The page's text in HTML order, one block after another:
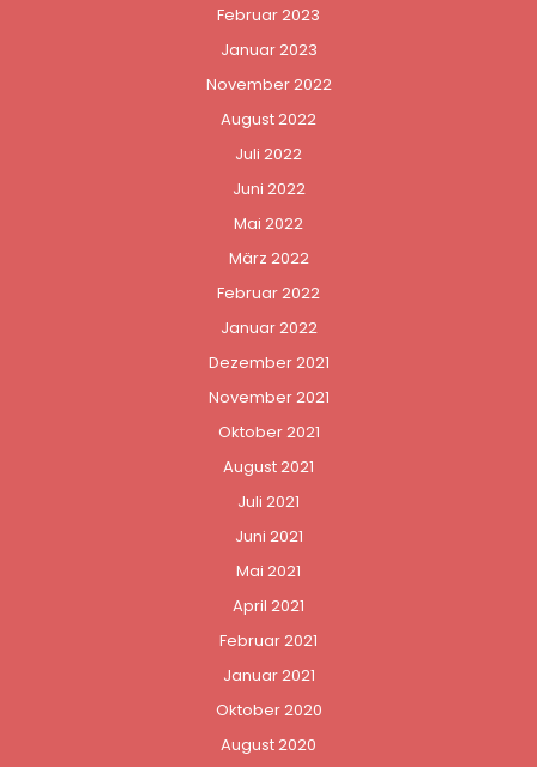
Februar 2023
Januar 2023
November 2022
August 2022
Juli 2022
Juni 2022
Mai 2022
März 2022
Februar 2022
Januar 2022
Dezember 2021
November 2021
Oktober 2021
August 2021
Juli 2021
Juni 2021
Mai 2021
April 2021
Februar 2021
Januar 2021
Oktober 2020
August 2020